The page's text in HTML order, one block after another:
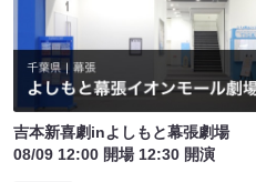
吉本新喜劇inよしもと幕張劇場
08/09 12:00 開場 12:30 開演